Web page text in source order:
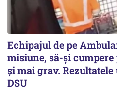
Echipajul de pe
misiune, să-și cumpere
și mai grav.
DSU